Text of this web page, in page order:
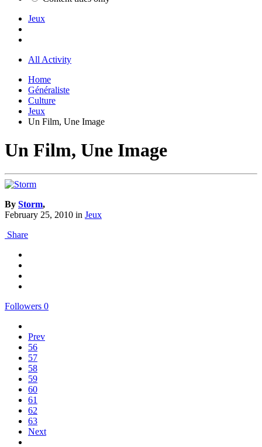
Jeux
All Activity
Home
Généraliste
Culture
Jeux
Un Film, Une Image
Un Film, Une Image
By Storm,
February 25, 2010 in Jeux
Share
Followers 0
Prev
56
57
58
59
60
61
62
63
Next